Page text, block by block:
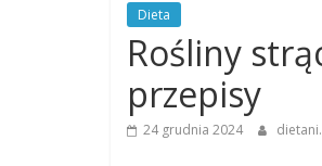
Dieta
Rośliny
przepisy
24 grudnia 2024